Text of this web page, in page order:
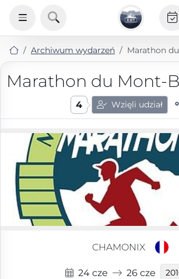
Archiwum wydarzeń Marathon
Marathon du Mont-
4 Wzięli udział
CHAMONIX
24 cze 26 cze